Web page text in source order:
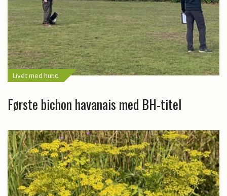
Livet med hund
Første bichon havanais med BH-titel